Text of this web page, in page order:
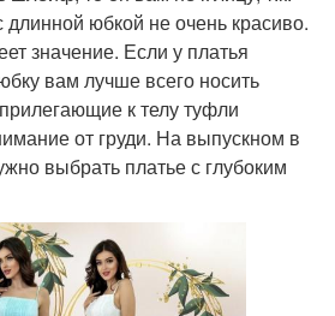
длинной юбкой не очень красиво.
значение. Если у платья
вам лучше всего носить
к телу туфли
от груди. На выпускном в
выбрать платье с глубоким